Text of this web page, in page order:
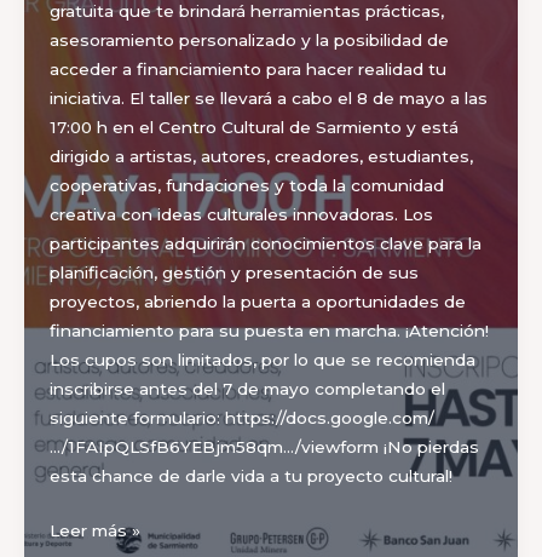
gratuita que te brindará herramientas prácticas,
asesoramiento personalizado y la posibilidad de
acceder a financiamiento para hacer realidad tu
iniciativa. El taller se llevará a cabo el 8 de mayo a las
17:00 h en el Centro Cultural de Sarmiento y está
dirigido a artistas, autores, creadores, estudiantes,
cooperativas, fundaciones y toda la comunidad
creativa con ideas culturales innovadoras. Los
participantes adquirirán conocimientos clave para la
planificación, gestión y presentación de sus
proyectos, abriendo la puerta a oportunidades de
financiamiento para su puesta en marcha. ¡Atención!
Los cupos son limitados, por lo que se recomienda
inscribirse antes del 7 de mayo completando el
siguiente formulario: https://docs.google.com/
…/1FAIpQLSfB6YEBjm58qm…/viewform ¡No pierdas
esta chance de darle vida a tu proyecto cultural!
¡Impulsá
Leer más »